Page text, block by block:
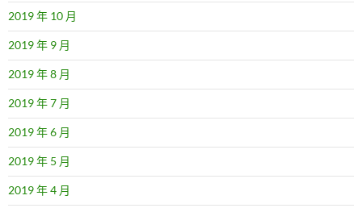
2019 年 10 月
2019 年 9 月
2019 年 8 月
2019 年 7 月
2019 年 6 月
2019 年 5 月
2019 年 4 月